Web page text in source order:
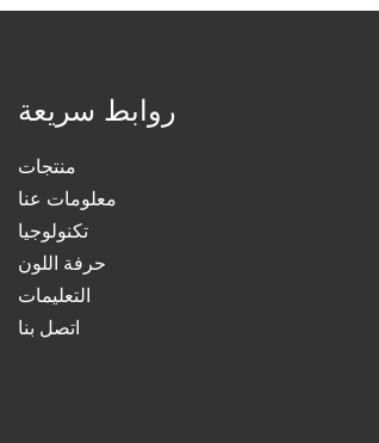
روابط سريعة
منتجات
معلومات عنا
تكنولوجيا
حرفة اللون
التعليمات
اتصل بنا